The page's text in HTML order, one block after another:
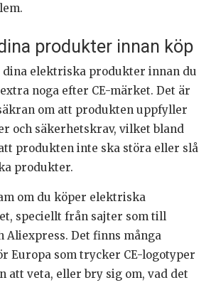
produkter innan köp
elektriska produkter innan du
noga efter CE-märket. Det är
om att produkten uppfyller
och säkerhetskrav, vilket bland
produkten inte ska störa eller slå
produkter.
om du köper elektriska
speciellt från sajter som till
Aliexpress. Det finns många
Europa som trycker CE-logotyper
att veta, eller bry sig om, vad det